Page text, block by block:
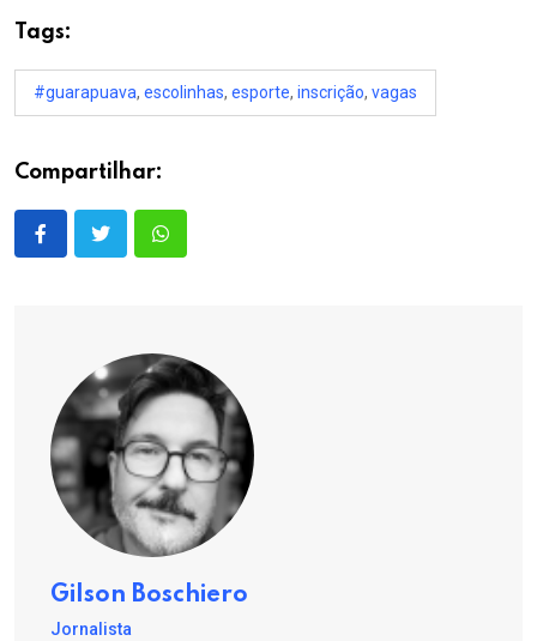
Tags:
#guarapuava, escolinhas, esporte, inscrição, vagas
Compartilhar:
Gilson Boschiero
Jornalista